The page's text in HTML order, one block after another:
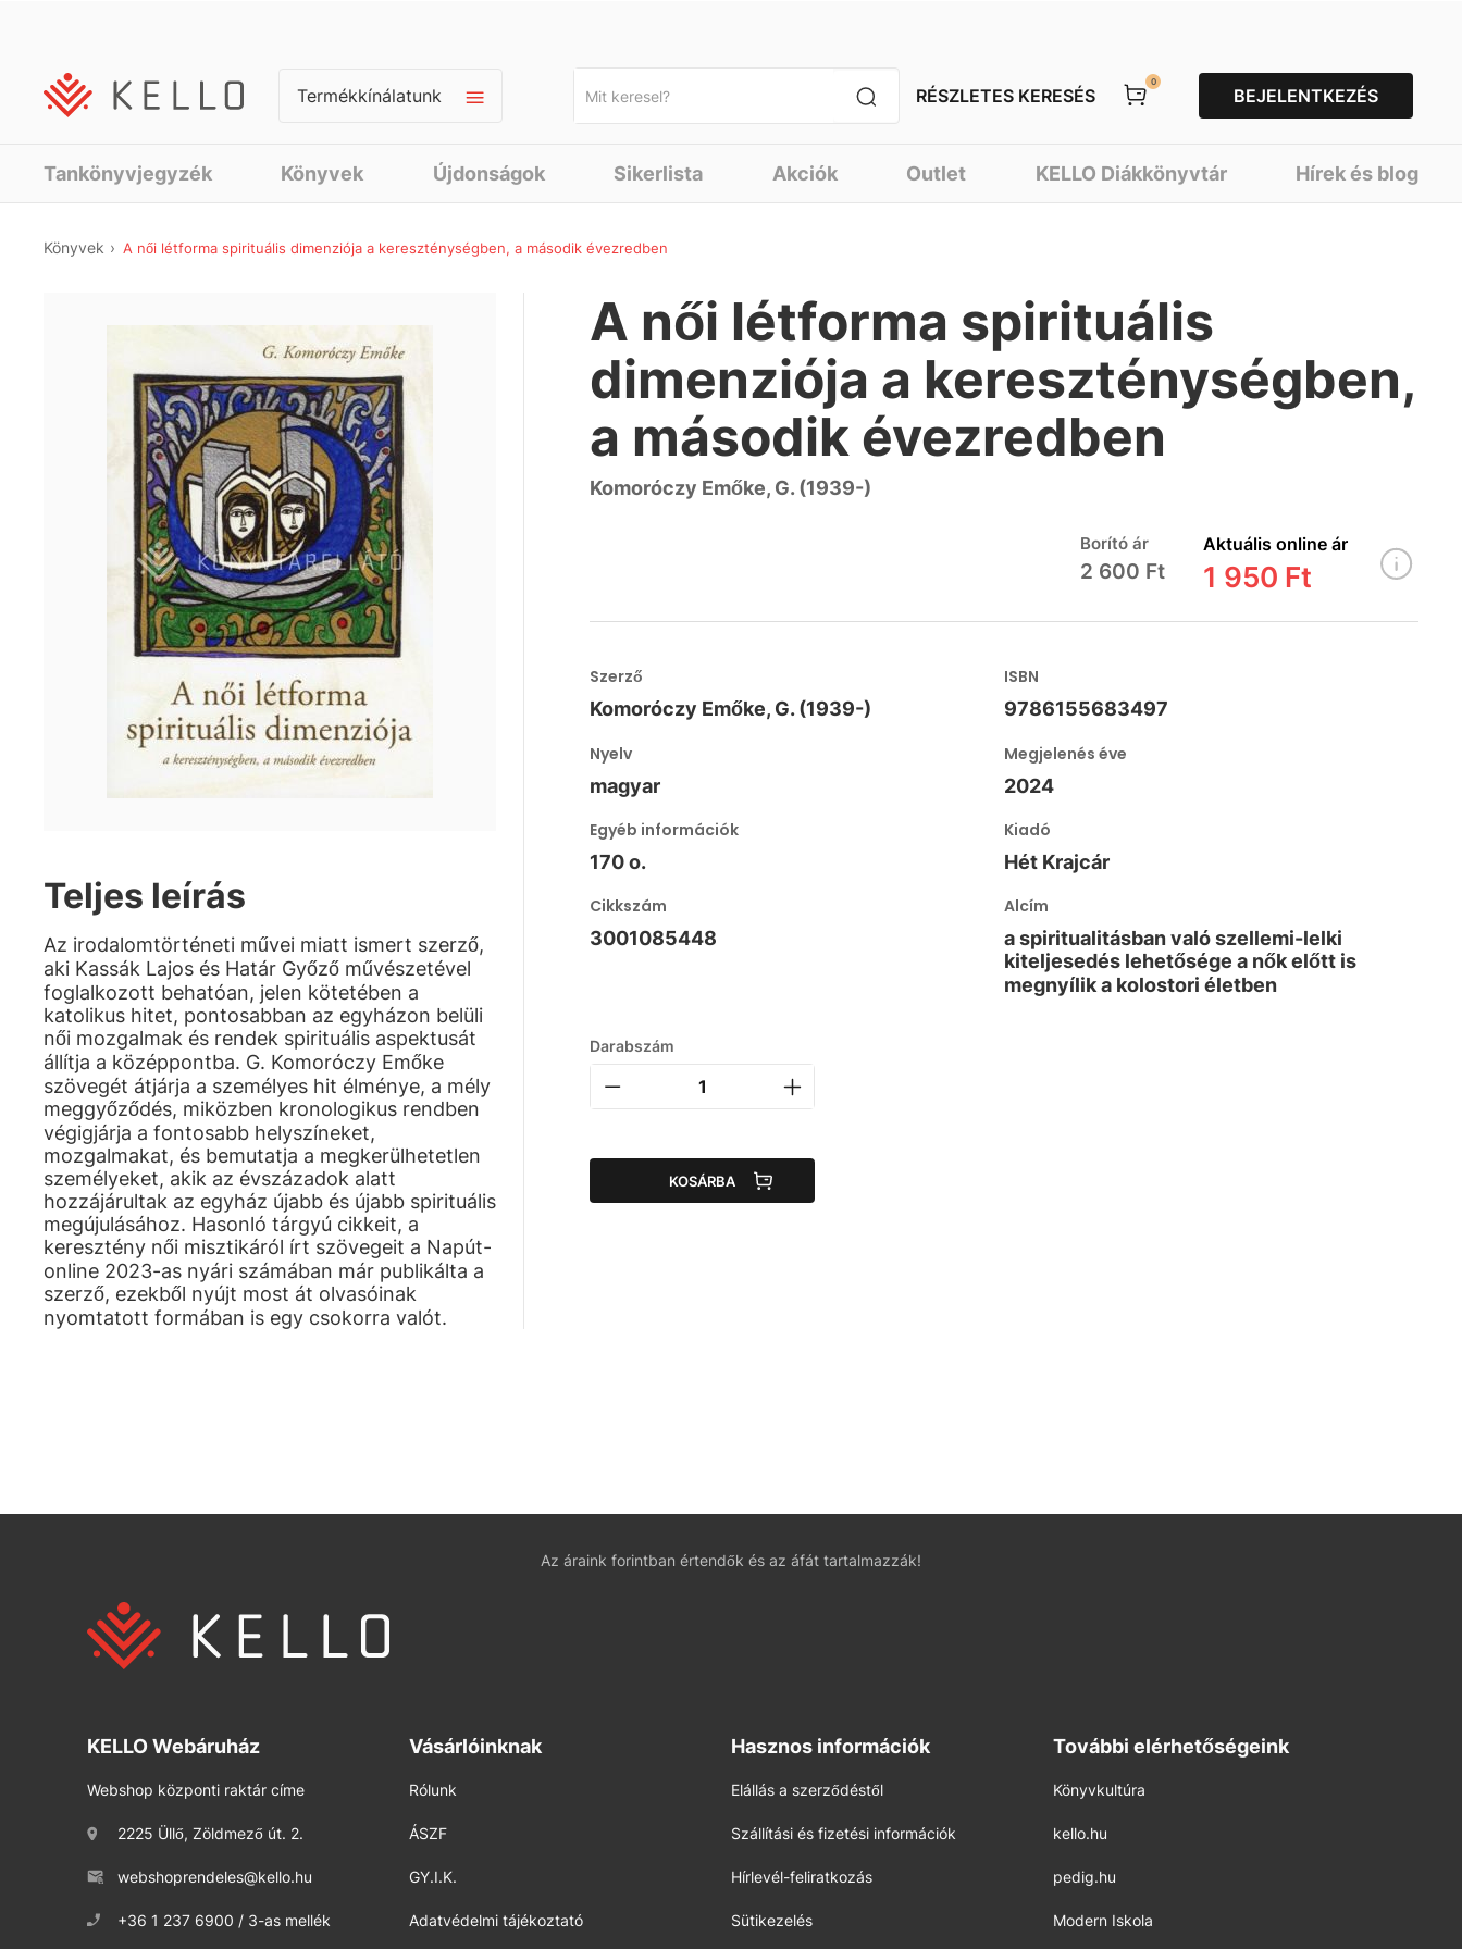
Termékkínálatunk RÉSZLETES KERESÉS
0
BEJELENTKEZÉS
Tankönyvjegyzék Könyvek Újdonságok Sikerlista Akciók Outlet KELLO Diákkönyvtár Hírek és blog
Könyvek A női létforma spirituális dimenziója a kereszténységben, a második évezredben
Teljes leírás
Az irodalomtörténeti művei miatt ismert szerző,
aki Kassák Lajos és Határ Győző művészetével
foglalkozott behatóan, jelen kötetében a
katolikus hitet, pontosabban az egyházon belüli
női mozgalmak és rendek spirituális aspektusát
állítja a középpontba. G. Komoróczy Emőke
szövegét átjárja a személyes hit élménye, a mély
meggyőződés, miközben kronologikus rendben
végigjárja a fontosabb helyszíneket,
mozgalmakat, és bemutatja a megkerülhetetlen
személyeket, akik az évszázadok alatt
hozzájárultak az egyház újabb és újabb spirituális
megújulásához. Hasonló tárgyú cikkeit, a
keresztény női misztikáról írt szövegeit a Napút-
online 2023-as nyári számában már publikálta a
szerző, ezekből nyújt most át olvasóinak
nyomtatott formában is egy csokorra valót.
A női létforma spirituális
dimenziója a kereszténységben,
a második évezredben
Komoróczy Emőke, G. (1939-)
Borító ár
2 600 Ft
Aktuális online ár
1 950 Ft
Szerző
Komoróczy Emőke, G. (1939-)
ISBN
9786155683497
Nyelv
magyar
Megjelenés éve
2024
Egyéb információk
170 o.
Kiadó
Hét Krajcár
Cikkszám
3001085448
Alcím
a spiritualitásban való szellemi-lelki
kiteljesedés lehetősége a nők előtt is
megnyílik a kolostori életben
Darabszám
KOSÁRBA
Az áraink forintban értendők és az áfát tartalmazzák!
KELLO Webáruház
Webshop központi raktár címe
2225 Üllő, Zöldmező út. 2.
webshoprendeles@kello.hu
+36 1 237 6900 / 3-as mellék
Vásárlóinknak
Rólunk
ÁSZF
GY.I.K.
Adatvédelmi tájékoztató
Hasznos információk
Elállás a szerződéstől
Szállítási és fizetési információk
Hírlevél-feliratkozás
Sütikezelés
További elérhetőségeink
Könyvkultúra
kello.hu
pedig.hu
Modern Iskola